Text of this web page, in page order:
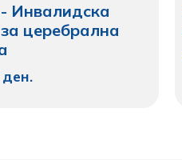
Инвалидска
церебрална
ден.